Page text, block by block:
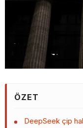
ÖZET
DeepSeek çip